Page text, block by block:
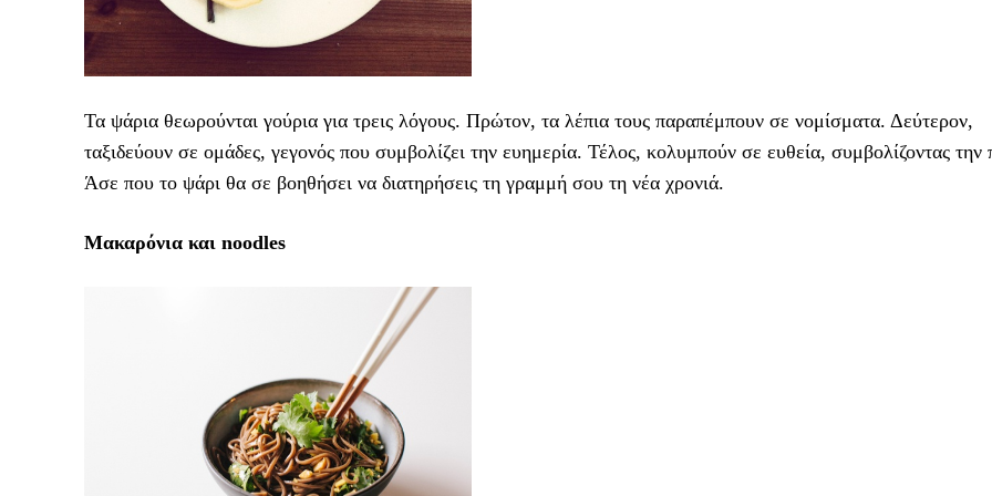
Τα ψάρια θεωρούνται γούρια για τρεις λόγους. Πρώτον, τα λέπια τους παραπέμπουν σε νομίσματα. Δεύτερον,
ταξιδεύουν σε ομάδες, γεγονός που συμβολίζει την ευημερία. Τέλος, κολυμπούν σε ευθεία, συμβολίζοντας την
Άσε που το ψάρι θα σε βοηθήσει να διατηρήσεις τη γραμμή σου τη νέα χρονιά.
Μακαρόνια και noodles